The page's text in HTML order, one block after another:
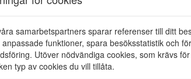
Material:
Färg: Svart
NIKE
samarbetspartners sparar referenser till ditt
funktioner, spara besöksstatistik och
Utöver nödvändiga cookies, som krävs
typ av cookies du vill tillåta.